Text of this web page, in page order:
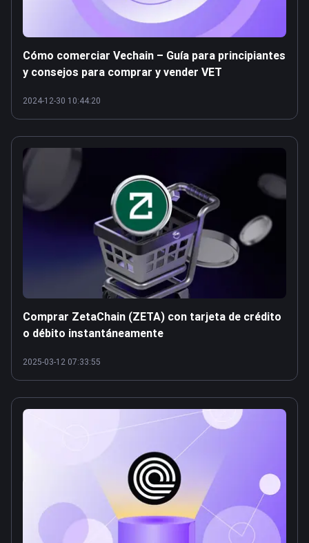
Cómo comerciar Vechain – Guía para principiantes
y consejos para comprar y vender VET
2024-12-30 10:44:20
Comprar ZetaChain (ZETA) con tarjeta de crédito
o débito instantáneamente
2025-03-12 07:33:55